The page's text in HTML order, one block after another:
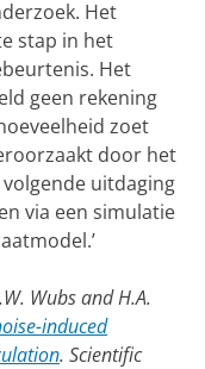
Het
stap in het
Het
geen rekening
zoet
door het
volgende uitdaging
via een simulatie
Wubs and H.A.
induced
. Scientific